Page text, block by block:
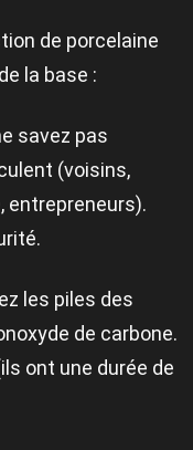
de porcelaine
la base :
savez pas
(voisins,
entrepreneurs).
les piles des
de carbone.
ont une durée de